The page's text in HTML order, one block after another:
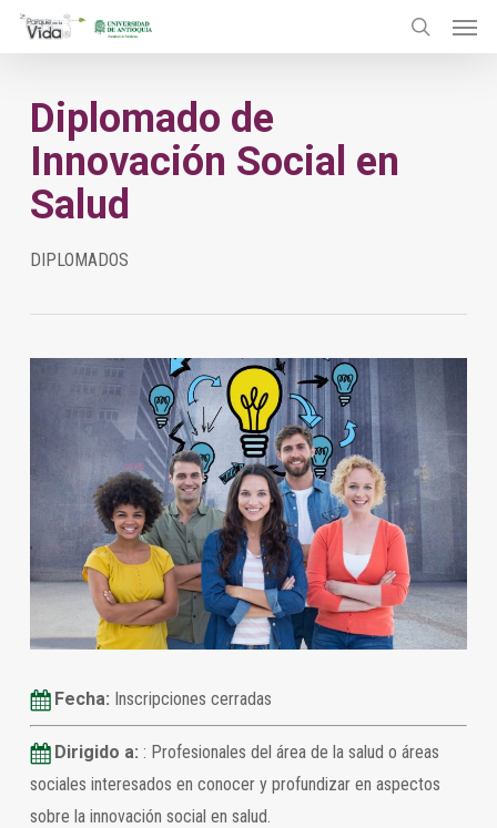
Skip
content
search
Diplomado de
Innovación Social en
Salud
DIPLOMADOS
Fecha: Inscripciones cerradas
Dirigido a: : Profesionales del área de la salud o áreas
sociales interesados en conocer y profundizar en aspectos
sobre la innovación social en salud.